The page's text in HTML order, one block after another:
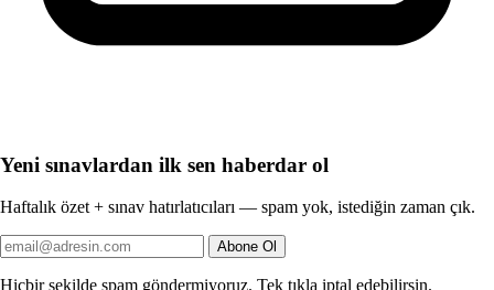
Yeni sınavlardan ilk sen haberdar ol
Haftalık özet + sınav hatırlatıcıları — spam yok, istediğin zaman çık.
Abone Ol
Hiçbir şekilde spam göndermiyoruz. Tek tıkla iptal edebilirsin.